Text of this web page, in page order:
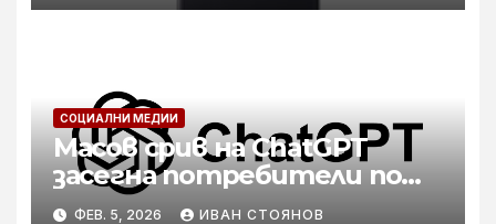
СОЦИАЛНИ МЕДИИ
Масов срив на ChatGPT
засегна потребители по
целия свят
ФЕВ. 5, 2026 ИВАН СТОЯНОВ